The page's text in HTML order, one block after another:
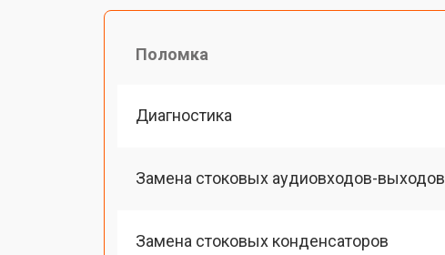
Поломка
Диагностика
Замена стоковых аудиовходов-выходов
Замена стоковых конденсаторов